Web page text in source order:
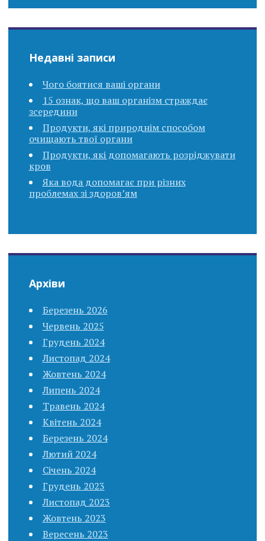
Недавні записи
Чого боятися ваші органи
15 ознак, що ваш організм страждає
зсередини
Продукти, які природнім способом
очищають твої органи
Продукти, які допомагають розріджувати
кров
Яка вода допомагає при різних
проблемах зі здоров’ям
Архіви
Березень 2026
Червень 2025
Грудень 2024
Листопад 2024
Жовтень 2024
Липень 2024
Травень 2024
Квітень 2024
Березень 2024
Лютий 2024
Січень 2024
Грудень 2023
Листопад 2023
Жовтень 2023
Вересень 2023